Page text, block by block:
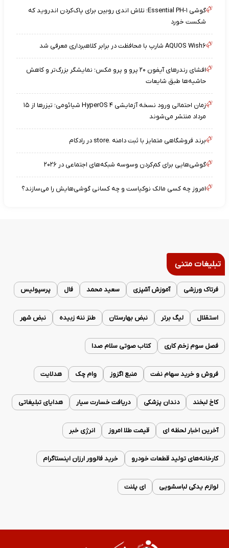
گوشی Essential PH-۱؛ تلاش اندی روبین برای پاک‌کردن اندروید که
شکست خورد
AQUOS Wish۶ شارپ با محافظت در برابر کلاهبرداری معرفی شد
افشای رندرهای آیفون ۲۰ پرو و پرو مکس؛ نمایشگر بزرگ‌تر و کاهش
حاشیه‌ها طبق شایعات
زمان احتمالی ورود نسخه آزمایشی HyperOS ۴ شیائومی؛ تیزرها از ۱۵
مرداد منتشر می‌شوند
برند فروشگاهی متمایز با ثبت دامنه .store در رادکام
گوشی‌هایی برای کم‌کردن وسوسه شبکه‌های اجتماعی در ۲۰۲۶
امروز چه کسی مالک نوکیاست و چه کسانی گوشی‌هایش را می‌سازند؟
تبلیغات متنی
فرتاک ورزشی آموزش آشپزی سعید محمد فال پرسپولیس
استقلال لیگ برتر نبض بهارستان طنز ننه زبیده نبض شهر
فصل سوم زخم کاری کتاب صوتی سلام صدا
فروش و خرید سهام نفت منبع اگزوز وام چک هدلایت
کاخ لبخند دندان پزشکی دریافت خسارت سیار هدایای تبلیغاتی
آخرین اخبار لحظه ای قیمت طلا امروز انرژی خبر
کارخانه‌های تولید قطعات خودرو خرید فالوور ارزان اینستاگرام
لوازم یدکی لباسشویی ای پلنت